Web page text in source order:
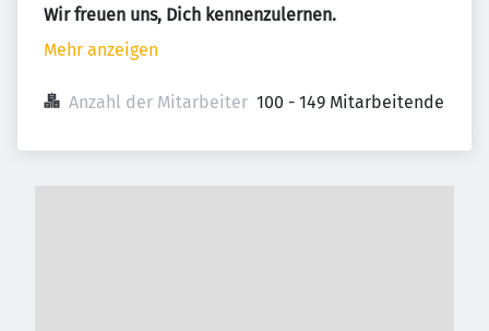
Wir freuen uns, Dich kennenzulernen.
Mehr anzeigen
Anzahl der Mitarbeiter 100 - 149 Mitarbeitende